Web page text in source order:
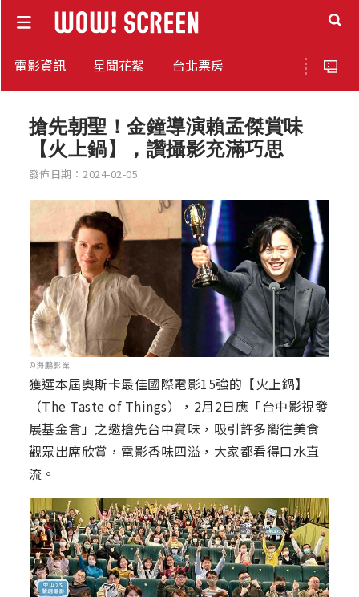
電影資訊 星聞花絮 台北票房
搶先朝聖！金鐘導演賴孟傑賞味
【火上鍋】，讚攝影充滿巧思
發佈日期：2024-02-05
©海鵬影業
獲選本屆奧斯卡最佳國際電影15強的【火上鍋】
（The Taste of Things），2月2日應「台中影視發
展基金會」之邀搶先台中賞味，吸引許多嚮往美食
觀眾出席欣賞，電影香味四溢，大家都看得口水直
流。